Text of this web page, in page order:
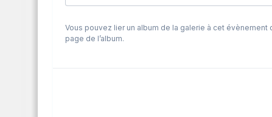
Vous pouvez lier un album de la galerie à cet
page de l’album.